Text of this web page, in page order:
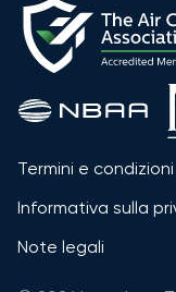
Termini e condizioni
Informativa sulla
Note legali